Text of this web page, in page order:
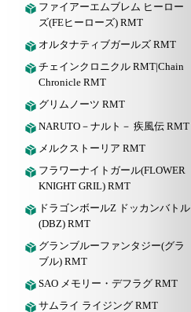
ファイアーエムブレム ヒーロー
ズ(FEヒーローズ) RMT
オルタナティブガールズ RMT
チェインクロニクル RMT|Chain
Chronicle RMT
グリムノーツ RMT
NARUTO－ナルト－ 疾風伝 RMT
メルクストーリア RMT
フラワーナイトガール(FLOWER
KNIGHT GRIL) RMT
ドラゴンボールZ ドッカンバトル
(DBZ) RMT
グランブルーファンタジー(グラ
ブル) RMT
SAO メモリー・デフラグ RMT
サムライ ライジング RMT